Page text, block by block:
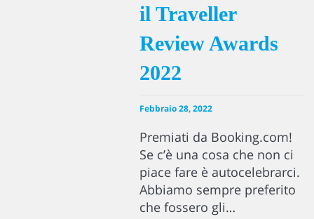
il Traveller
Review Awards
2022
Febbraio 28, 2022
Premiati da Booking.com!
Se c’è una cosa che non ci
piace fare è autocelebrarci.
Abbiamo sempre preferito
che fossero gli…